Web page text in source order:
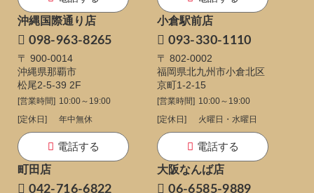
沖縄国際通り店
098-963-8265
〒 900-0014
沖縄県那覇市
松尾2-5-39 2F
[営業時間] 10:00～19:00
[定休日]
年中無休
電話する
小倉駅前店
093-330-1110
〒 802-0002
福岡県北九州市小倉北区
京町1-2-15
[営業時間] 10:00～19:00
[定休日]
火曜日・水曜日
電話する
町田店
042-716-6822
大阪なんば店
06-6585-9889